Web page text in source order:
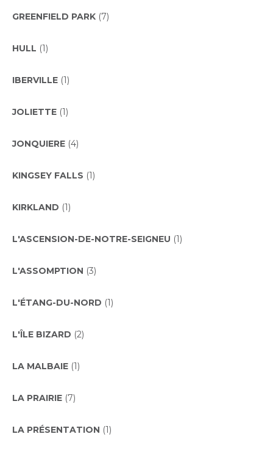
GREENFIELD PARK (7)
HULL (1)
IBERVILLE (1)
JOLIETTE (1)
JONQUIERE (4)
KINGSEY FALLS (1)
KIRKLAND (1)
L'ASCENSION-DE-NOTRE-SEIGNEU (1)
L'ASSOMPTION (3)
L'ÉTANG-DU-NORD (1)
L'ÎLE BIZARD (2)
LA MALBAIE (1)
LA PRAIRIE (7)
LA PRÉSENTATION (1)